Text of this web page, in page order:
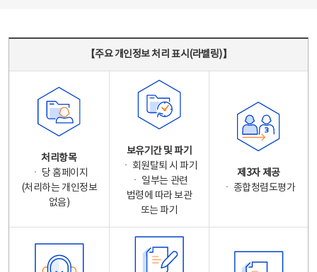
【주요 개인정보 처리 표시(라벨링)】
처리항목
ㆍ 당 홈페이지
(처리하는 개인정보
없음)
보유기간 및 파기
ㆍ 회원탈퇴 시 파기
ㆍ 일부는 관련
법령에 따라 보관
또는 파기
제3자 제공
ㆍ 종합청렴도평가